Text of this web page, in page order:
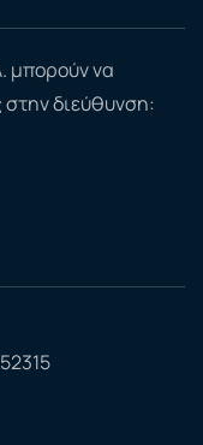
μπορούν να
στην διεύθυνση: